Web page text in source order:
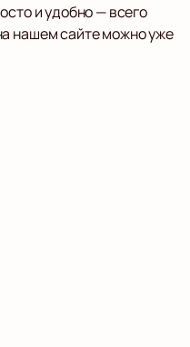
и удобно — всего
нашем сайте можно уже